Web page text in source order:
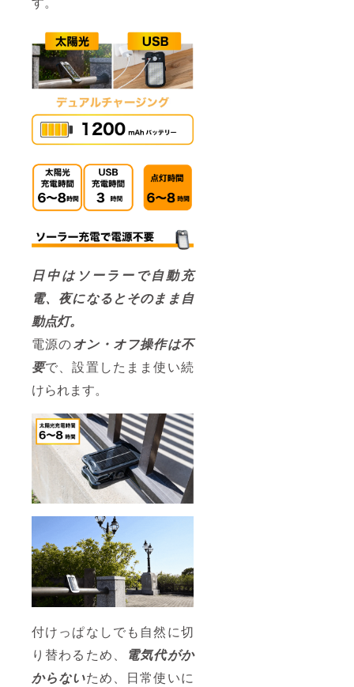
日中はソーラーで自動充
電、夜になるとそのまま自
動点灯。
電源のオン・オフ操作は不
要で、設置したまま使い続
けられます。
付けっぱなしでも自然に切
り替わるため、
電気代がか
からないため、日常使いに